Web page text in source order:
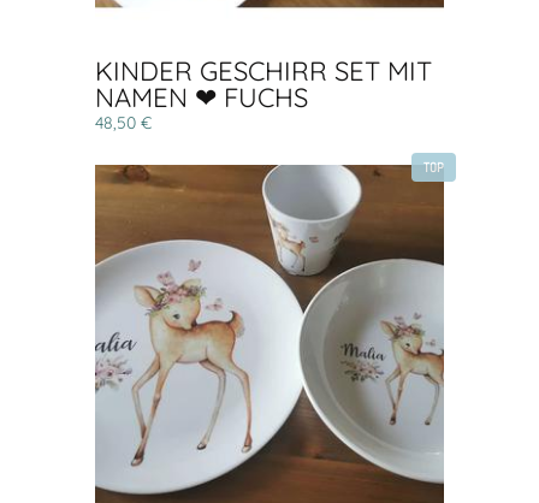
KINDER GESCHIRR SET MIT
NAMEN ❤ FUCHS
48,50 €
TOP